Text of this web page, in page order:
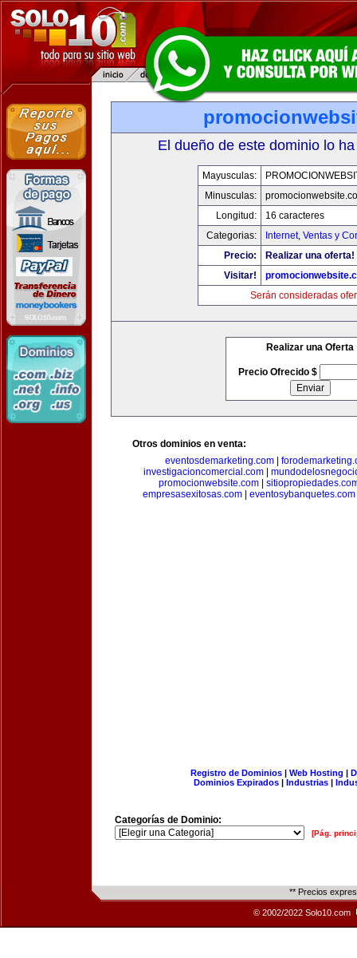
El dueño de este dominio lo
Mayusculas:
Minusculas:
Longitud:
16 caracteres
Categorias:
Internet, Ventas y
Precio:
Realizar una oferta!
Visitar!
Serán consideradas
Realizar una Oferta
Precio Ofrecido $
Otros dominios en venta:
eventosdemarketing.com|
investigacioncomercial.com
promocionwebsite.com
empresasexitosas.com
eventosybanquetes.com
Registro de Dominios| Web Hosting |
Dominios Expirados | Industrias |
Categorías de Dominio:
[Pág.
** Precios
© 2002/2022 Solo10.com